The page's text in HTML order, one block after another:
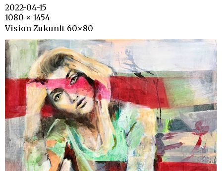
2022-04-15
1080 × 1454
Vision Zukunft 60×80